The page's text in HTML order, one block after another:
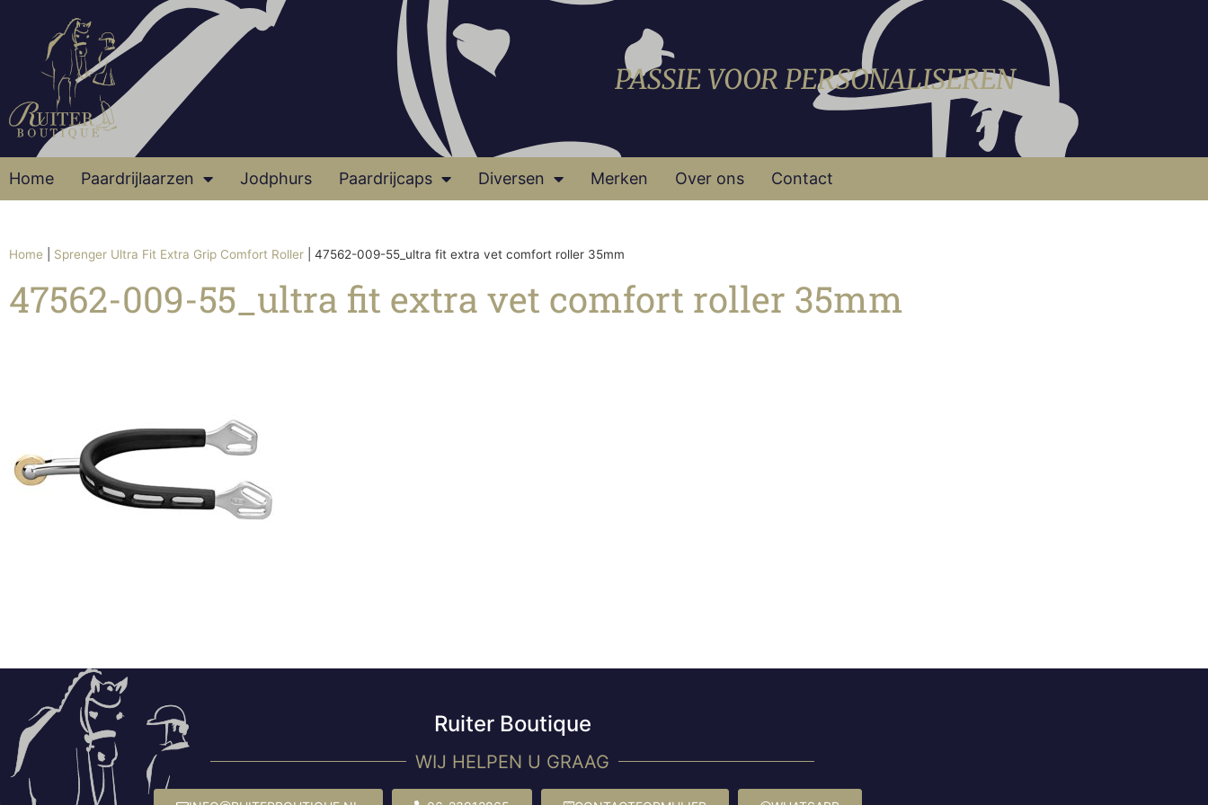
PASSIE VOOR PERSONALISEREN
Home Paardrijlaarzen Jodphurs Paardrijcaps Diversen Merken Over ons Contact
Home Sprenger Ultra Fit Extra Grip Comfort Roller 47562-009-55_ultra fit extra vet comfort roller 35mm
47562-009-55_ultra fit extra vet comfort roller 35mm
Ruiter Boutique
WIJ HELPEN U GRAAG